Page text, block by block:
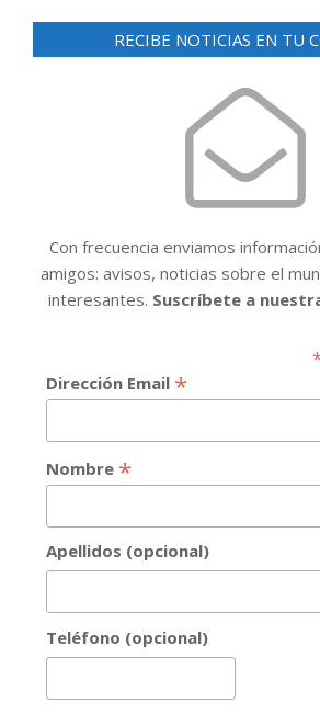
RECIBE NOTICIAS EN TU
Con frecuencia enviamos
amigos: avisos, noticias sobre el
interesantes. Suscríbete a
Dirección Email *
Nombre *
Apellidos (opcional)
Teléfono (opcional)